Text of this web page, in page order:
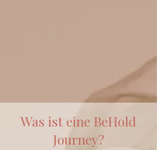
Was ist eine BeHold
Journey?